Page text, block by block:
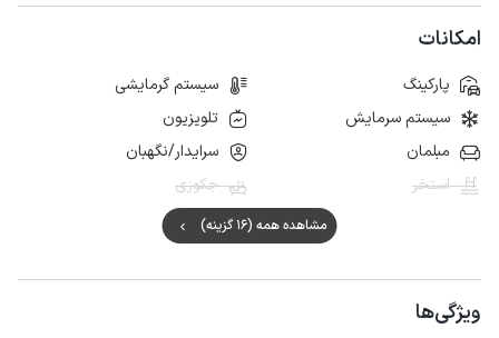
امکانات
پارکینگ
سیستم گرمایشی
سیستم سرمایش
تلویزیون
مبلمان
سرایدار/نگهبان
استخر
جکوزی
مشاهده همه (16 گزینه)
ویژگی‌ها